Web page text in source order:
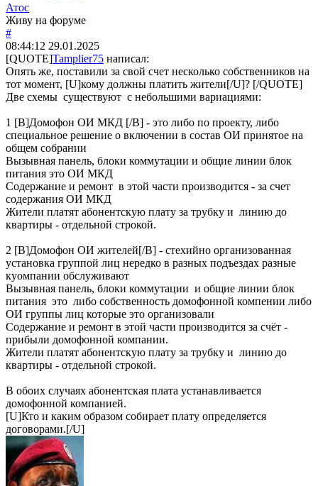
Атос
Живу на форуме
#
08:44:12 29.01.2025
[QUOTE]Tamplier75 написал:
Опять же, поставили за свой счет несколько собственников на
тот момент, [U]кому должны платить жители[/U]? [/QUOTE]
Две схемы существуют с небольшими вариациями:
1 [B]Домофон ОИ МКД [/B] - это либо по проекту, либо
специальное решение о включении в состав ОИ принятое на
общем собрании
Вызывная панель, блоки коммутации и общие линии блок
питания это ОИ МКД
Содержание и ремонт в этой части производится - за счет
содержания ОИ МКД
Жители платят абонентскую плату за трубку и линию до
квартиры - отдельной строкой.
2 [B]Домофон ОИ жителей[/B] - стехийно организованная
установка группой лиц нередко в разных подъездах разные
куомпании обслуживают
Вызывная панель, блоки коммутации и общие линии блок
питания это либо собственность домофонной компении либо
ОИ группы лиц которые это организовали
Содержание и ремонт в этой части производится за счёт -
прибыли домофонной компании.
Жители платят абонентскую плату за трубку и линию до
квартиры - отдельной строкой.
В обоих случаях абонентская плата устанавливается
домофонной компанией.
[U]Кто и каким образом собирает плату определяется
договорами.[/U]